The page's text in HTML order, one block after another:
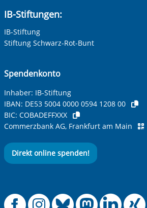
IB-Stiftungen:
IB-Stiftung
Stiftung Schwarz-Rot-Bunt
Spendenkonto
Inhaber: IB-Stiftung
IBAN: DE53 5004 0000 0594 1208 00
BIC: COBADEFFXXX
Commerzbank AG, Frankfurt am Main
Direkt online spenden!